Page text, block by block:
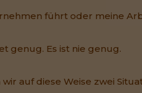
führt oder meine
genug. Es ist nie genug.
auf diese Weise zwei